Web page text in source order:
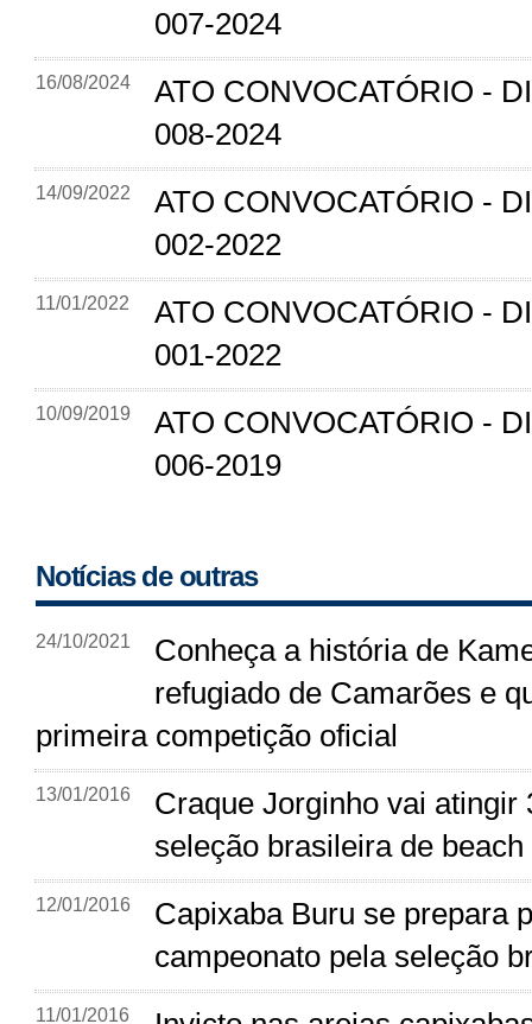
007-2024
16/08/2024
ATO CONVOCATÓRIO -
008-2024
14/09/2022
ATO CONVOCATÓRIO -
002-2022
11/01/2022
ATO CONVOCATÓRIO -
001-2022
10/09/2019
ATO CONVOCATÓRIO -
006-2019
Notícias de outras
24/10/2021
Conheça a história de
refugiado de Camarões e
primeira competição oficial
13/01/2016
Craque Jorginho vai atingir
seleção brasileira de
12/01/2016
Capixaba Buru se prepara
campeonato pela seleção
11/01/2016